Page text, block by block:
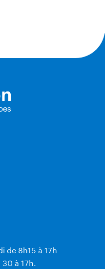
de 8h15 à 17h
à 17h.